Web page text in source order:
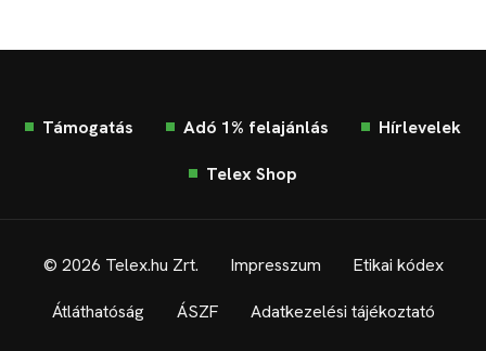
Támogatás Adó 1% felajánlás Hírlevelek
Telex Shop
© 2026 Telex.hu Zrt. Impresszum Etikai kódex
Átláthatóság ÁSZF Adatkezelési tájékoztató